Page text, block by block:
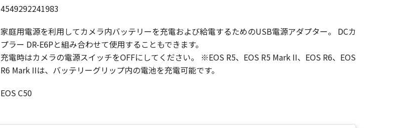
4549292241983
家庭用電源を利用してカメラ内バッテリーを充電および給電するためのUSB電源アダプター。 DCカ
プラー DR-E6Pと組み合わせて使用することもできます。
充電時はカメラの電源スイッチをOFFにしてください。 ※EOS R5、EOS R5 Mark II、EOS R6、EOS
R6 Mark IIは、バッテリーグリップ内の電池を充電可能です。
EOS C50